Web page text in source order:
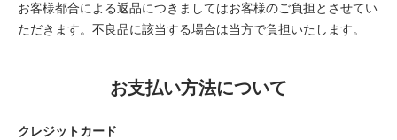
お客様都合による返品につきましてはお客様のご負担とさせてい
ただきます。不良品に該当する場合は当方で負担いたします。
お支払い方法について
クレジットカード